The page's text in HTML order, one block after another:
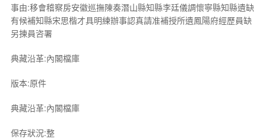
事由:移會稽察房安徽巡撫陳奏潛山縣知縣李廷儀調懷寧縣知縣遺缺
有候補知縣宋思楷才具明練辦事認真請准補授所遺鳳陽府經歷員缺
另揀員咨署
典藏沿革:內閣檔庫
版本:原件
典藏沿革:內閣檔庫
保存狀況:整